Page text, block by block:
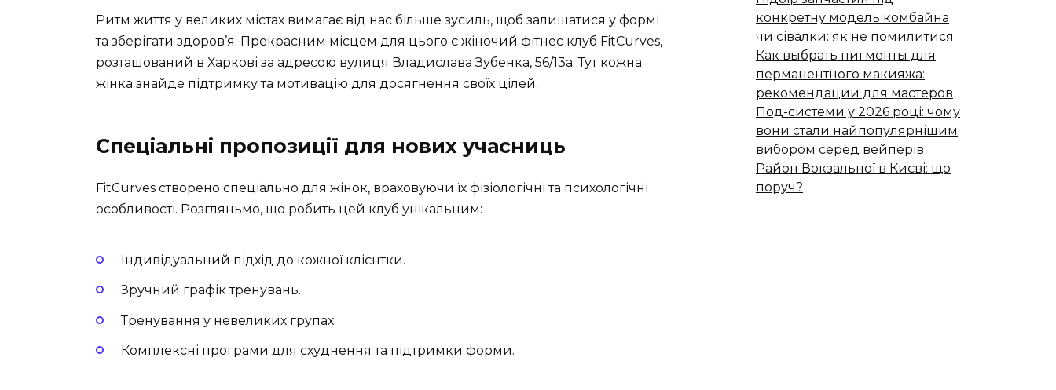
Ритм життя у великих містах вимагає від нас більше зусиль, щоб залишатися у формі
та зберігати здоров’я. Прекрасним місцем для цього є жіночий фітнес клуб FitCurves,
розташований в Харкові за адресою вулиця Владислава Зубенка, 56/13а. Тут кожна
жінка знайде підтримку та мотивацію для досягнення своїх цілей.
Спеціальні пропозиції для нових учасниць
FitCurves створено спеціально для жінок, враховуючи їх фізіологічні та психологічні
особливості. Розгляньмо, що робить цей клуб унікальним:
Індивідуальний підхід до кожної клієнтки.
Зручний графік тренувань.
Тренування у невеликих групах.
Комплексні програми для схуднення та підтримки форми.
конкретну модель комбайна
чи сівалки: як не помилитися
Как выбрать пигменты для
перманентного макияжа:
рекомендации для мастеров
Под-системи у 2026 році: чому
вони стали найпопулярнішим
вибором серед вейперів
Район Вокзальної в Києві: що
поруч?